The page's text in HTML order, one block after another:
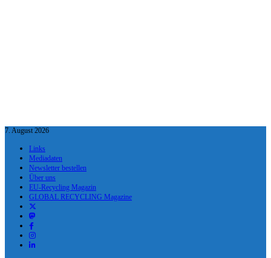
7. August 2026
Links
Mediadaten
Newsletter bestellen
Über uns
EU-Recycling Magazin
GLOBAL RECYCLING Magazine